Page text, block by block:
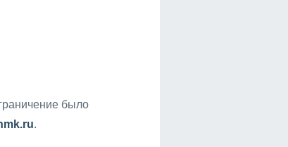
было
.